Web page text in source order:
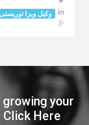
وکیل ویزا توریستی
your
Here